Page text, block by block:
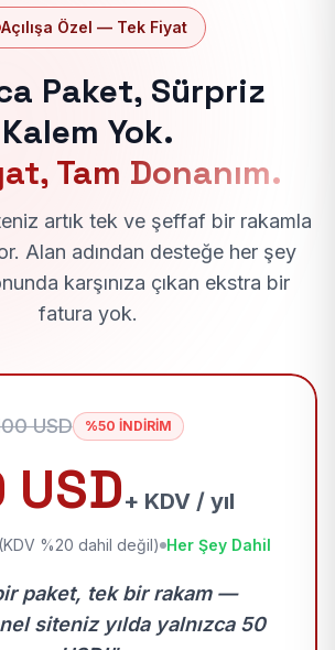
Açılışa Özel — Tek Fiyat
Paket, Sürpriz
Kalem Yok.
Tam Donanım.
artık tek ve şeffaf bir rakamla
Alan adından desteğe her şey
karşınıza çıkan ekstra bir
fatura yok.
USD %50 İNDİRİM
USD+ KDV / yıl
%20 dahil değil) Her Şey Dahil
paket, tek bir rakam —
siteniz yılda yalnızca 50